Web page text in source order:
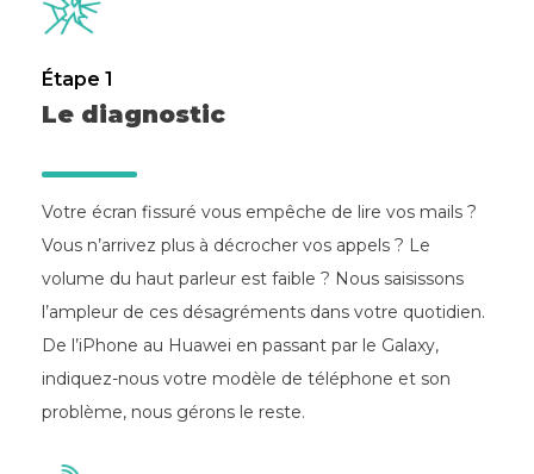
Étape 1
Le diagnostic
Votre écran fissuré vous empêche de lire vos mails ?
Vous n’arrivez plus à décrocher vos appels ? Le
volume du haut parleur est faible ? Nous saisissons
l’ampleur de ces désagréments dans votre quotidien.
De l’iPhone au Huawei en passant par le Galaxy,
indiquez-nous votre modèle de téléphone et son
problème, nous gérons le reste.